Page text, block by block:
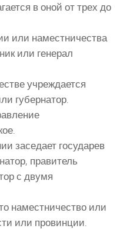
в оной от трех до
или наместничества
или генерал
учреждается
губернатор.
заседает государев
правитель
с двумя
наместничество или
или провинции.